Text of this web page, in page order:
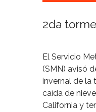
2da
El Servicio
(SMN) avisó
invernal de la
caída de
California y